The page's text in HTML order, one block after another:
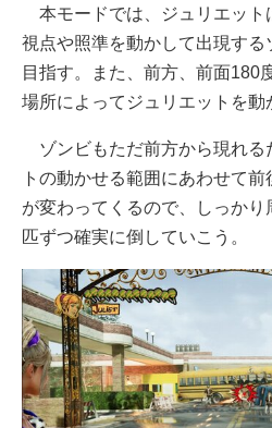
本モードでは、ジュリエット
視点や照準を動かして出現す
目指す。また、前方、前面180
場所によってジュリエットを動
ゾンビもただ前方から現れる
トの動かせる範囲にあわせて
が変わってくるので、しっか
匹ずつ確実に倒していこう。